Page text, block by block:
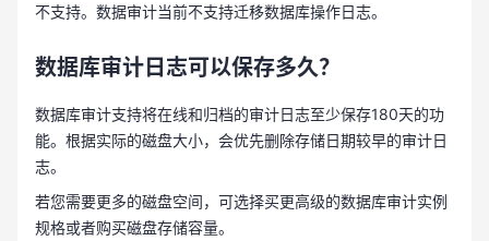
不支持。数据审计当前不支持迁移数据库操作日志。
数据库审计日志可以保存多久？
数据库审计支持将在线和归档的审计日志至少保存180天的功
能。根据实际的磁盘大小，会优先删除存储日期较早的审计日
志。
若您需要更多的磁盘空间，可选择买更高级的数据库审计实例
规格或者购买磁盘存储容量。